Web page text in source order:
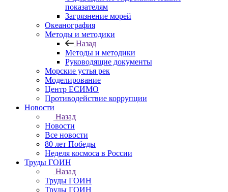
показателям
Загрязнение морей
Океанография
Методы и методики
Назад
Методы и методики
Руководящие документы
Морские устья рек
Моделирование
Центр ЕСИМО
Противодействие коррупции
Новости
Назад
Новости
Все новости
80 лет Победы
Неделя космоса в России
Труды ГОИН
Назад
Труды ГОИН
Труды ГОИН